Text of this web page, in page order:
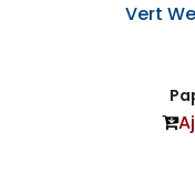
Vert